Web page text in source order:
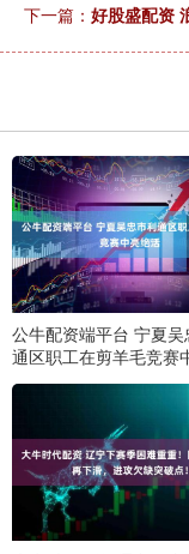
下一篇： 好股盛配资
公牛配资端平台 宁夏吴
通区职工在剪羊毛竞赛